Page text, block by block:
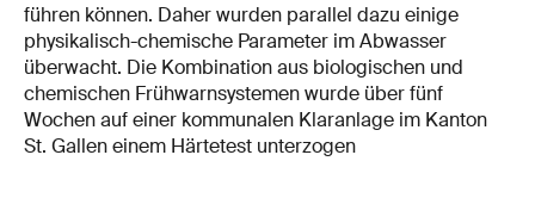
führen können. Daher wurden parallel dazu einige
physikalisch-chemische Parameter im Abwasser
überwacht. Die Kombination aus biologischen und
chemischen Frühwarnsystemen wurde über fünf
Wochen auf einer kommunalen Klaranlage im Kanton
St. Gallen einem Härtetest unterzogen